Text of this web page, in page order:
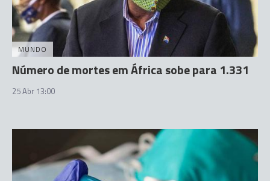
MUNDO
Número de mortes em África sobe para 1.331
25 Abr 13:00